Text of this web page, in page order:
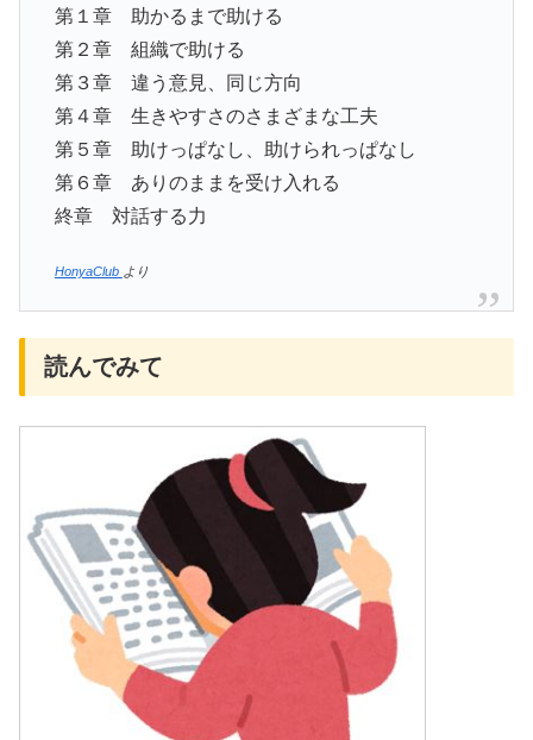
第１章 助かるまで助ける
第２章 組織で助ける
第３章 違う意見、同じ方向
第４章 生きやすさのさまざまな工夫
第５章 助けっぱなし、助けられっぱなし
第６章 ありのままを受け入れる
終章 対話する力
HonyaClub より
読んでみて